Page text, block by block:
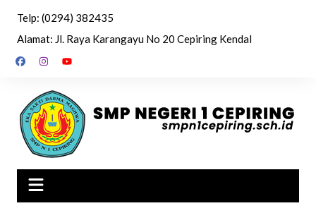
content
Telp: (0294) 382435
Alamat: Jl. Raya Karangayu No 20 Cepiring Kendal